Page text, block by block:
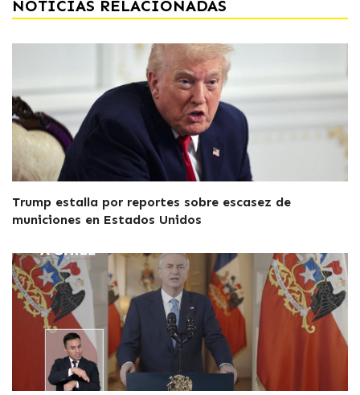
NOTICIAS RELACIONADAS
Trump estalla por reportes sobre escasez de
municiones en Estados Unidos